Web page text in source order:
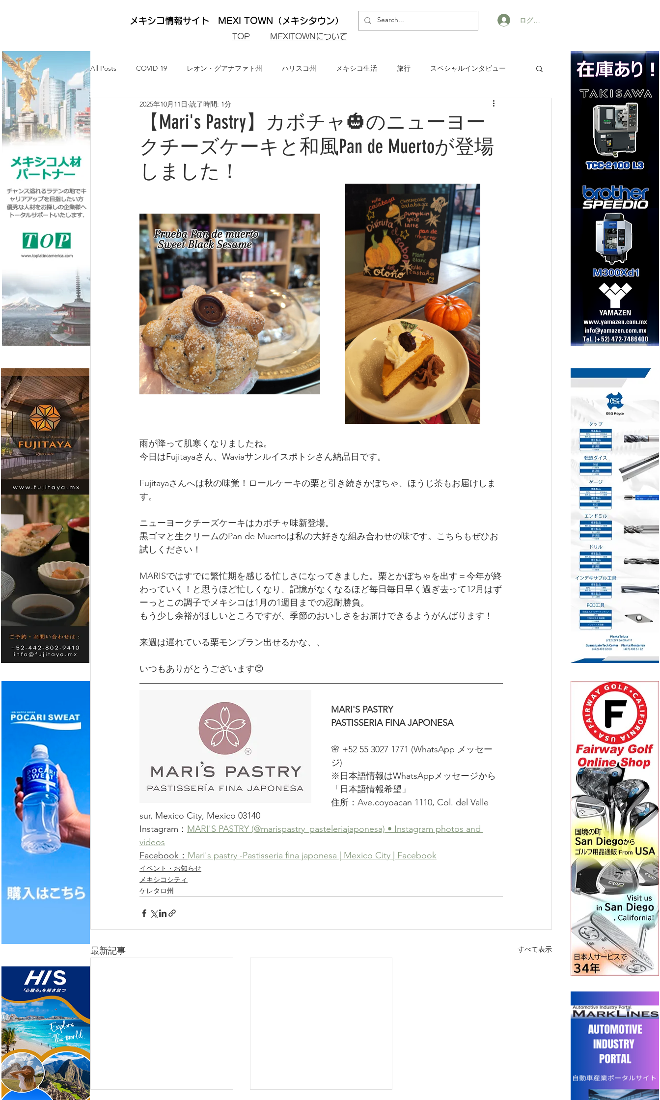
メキシコ情報サイト MEXI TOWN（メキシタウン）
​TOP MEXITOWNについて
ログイン
All Posts COVID-19 レオン・グアナファト州 ハリスコ州 メキシコ生活 旅行 スペシャルインタビュー
メキシコ最新ニュース ケレタロ州
求人・メキシコ就労 日墨交流 メキシコ・グルメ
【Mari's Pastry】カボチャ🎃のニューヨー
クチーズケーキと和風Pan de Muertoが登場
しました！
2025年10月11日 読了時間: 1分
雨が降って肌寒くなりましたね。
今日はFujitayaさん、Waviaサンルイスポトシさん納品日です。
Fujitayaさんへは秋の味覚！ロールケーキの栗と引き続きかぼちゃ、ほうじ茶もお届けしま
す。
ニューヨークチーズケーキはカボチャ味新登場。
黒ゴマと生クリームのPan de Muertoは私の大好きな組み合わせの味です。こちらもぜひお
試しください！
MARISではすでに繁忙期を感じる忙しさになってきました。栗とかぼちゃを出す＝今年が終
わっていく！と思うほど忙しくなり、記憶がなくなるほど毎日毎日早く過ぎ去って12月はず
ーっとこの調子でメキシコは1月の1週目までの忍耐勝負。
もう少し余裕がほしいところですが、季節のおいしさをお届けできるようがんばります！
来週は遅れている栗モンブラン出せるかな、、
いつもありがとうございます😊
MARI'S PASTRY
PASTISSERIA FINA JAPONESA
🌸 +52 55 3027 1771 (WhatsApp メッセー
ジ)
※日本語情報はWhatsAppメッセージから
「日本語情報希望」
住所：Ave.coyoacan 1110, Col. del Valle
sur, Mexico City, Mexico 03140
Instagram： MARI'S PASTRY (@marispastry_pasteleriajaponesa) • Instagram photos and
videos
Facebook： Mari's pastry -Pastisseria fina japonesa | Mexico City | Facebook
イベント・お知らせ
メキシコシティ
ケレタロ州
最新記事 すべて表示